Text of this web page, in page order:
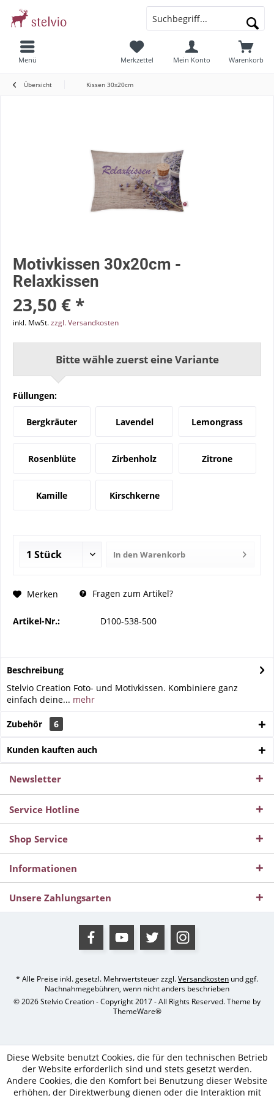
Menü Warenkorb
Merkzettel Mein Konto
Übersicht Kissen 30x20cm
Motivkissen 30x20cm -
Relaxkissen
23,50 € *
inkl. MwSt.zzgl. Versandkosten
Bitte wähle zuerst eine Variante
Füllungen:
Bergkräuter Lavendel Lemongrass
Rosenblüte Zirbenholz Zitrone
Kamille Kirschkerne
In den Warenkorb
Merken Fragen zum Artikel?
Artikel-Nr.: D100-538-500
Beschreibung
Stelvio Creation Foto- und Motivkissen. Kombiniere ganz
einfach deine... mehr
Zubehör 6
Kunden kauften auch
Newsletter
Service Hotline
Shop Service
Informationen
Unsere Zahlungsarten
* Alle Preise inkl. gesetzl. Mehrwertsteuer zzgl.Versandkosten und ggf.
Nachnahmegebühren, wenn nicht anders beschrieben
© 2026 Stelvio Creation - Copyright 2017 - All Rights Reserved. Theme by
ThemeWare®
Diese Website benutzt Cookies, die für den technischen Betrieb
der Website erforderlich sind und stets gesetzt werden.
Andere Cookies, die den Komfort bei Benutzung dieser Website
erhöhen, der Direktwerbung dienen oder die Interaktion mit